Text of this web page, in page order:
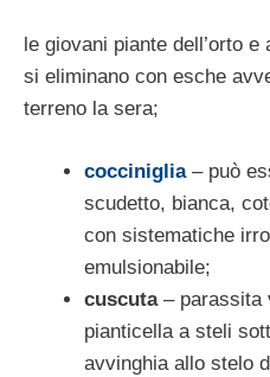
le giovani piante dell’orto
si eliminano con esche
terreno la sera;
cocciniglia – può
scudetto, bianca,
con sistematiche
emulsionabile;
cuscuta – parassita
pianticella a steli
avvinghia allo stelo